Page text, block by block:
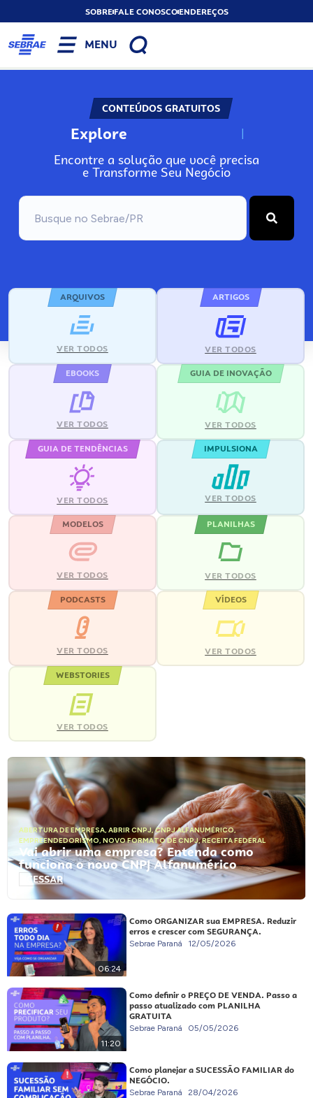
SOBREFALE CONOSCOENDEREÇOS
MENU
CONTEÚDOS GRATUITOS
Explore N
Encontre a solução que você precisa
e Transforme Seu Negócio
ARQUIVOS
VER TODOS
ARTIGOS
VER TODOS
EBOOKS
VER TODOS
GUIA DE INOVAÇÃO
VER TODOS
GUIA DE TENDÊNCIAS
VER TODOS
IMPULSIONA
VER TODOS
MODELOS
VER TODOS
PLANILHAS
VER TODOS
PODCASTS
VER TODOS
VÍDEOS
VER TODOS
WEBSTORIES
VER TODOS
ABERTURA DE EMPRESA, ABRIR CNPJ,CNPJ ALFANUMÉRICO,
EMPREENDEDORISMO, NOVO FORMATO DE CNPJ,RECEITA FEDERAL
Vai abrir uma empresa? Entenda como
funciona o novo CNPJ Alfanumérico
ACESSAR
06:24
Como ORGANIZAR sua EMPRESA. Reduzir
erros e crescer com SEGURANÇA.
Sebrae Paraná 12/05/2026
11:20
Como definir o PREÇO DE VENDA. Passo a
passo atualizado com PLANILHA
GRATUITA
Sebrae Paraná 05/05/2026
Como planejar a SUCESSÃO FAMILIAR do
NEGÓCIO.
Sebrae Paraná 28/04/2026